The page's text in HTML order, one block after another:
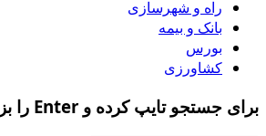
راه و شهرسازی
بانک و بیمه
بورس
کشاورزی
برای جستجو تایپ کرده و Enter را بزنید